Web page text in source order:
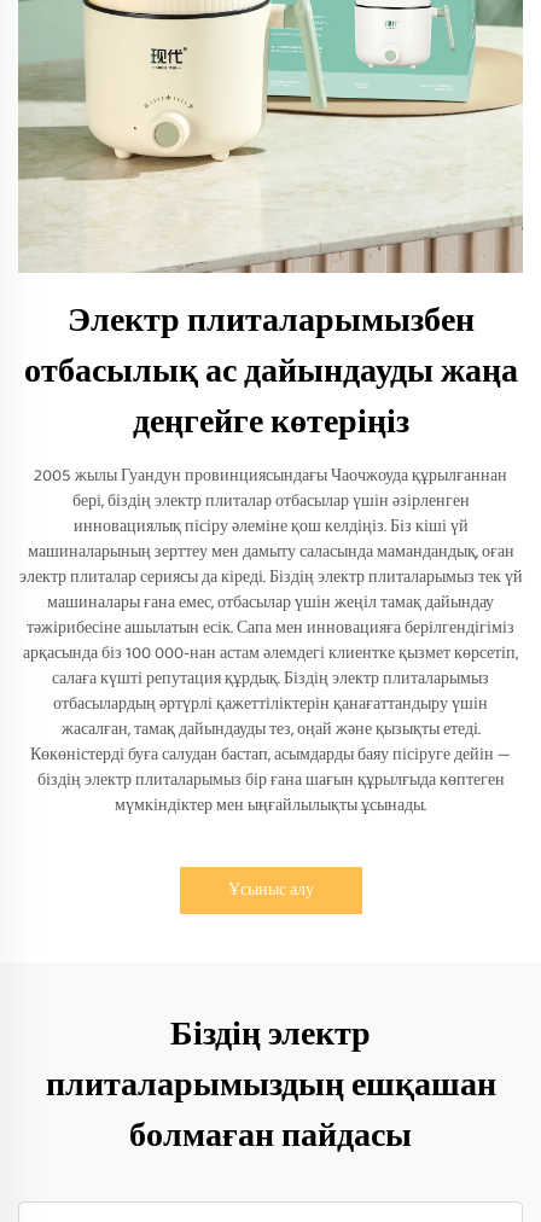
Электр плиталарымызбен
отбасылық ас дайындауды жаңа
деңгейге көтеріңіз
2005 жылы Гуандун провинциясындағы Чаочжоуда құрылғаннан
бері, біздің электр плиталар отбасылар үшін әзірленген
инновациялық пісіру әлеміне қош келдіңіз. Біз кіші үй
машиналарының зерттеу мен дамыту саласында мамандандық, оған
электр плиталар сериясы да кіреді. Біздің электр плиталарымыз тек үй
машиналары ғана емес, отбасылар үшін жеңіл тамақ дайындау
тәжірибесіне ашылатын есік. Сапа мен инновацияға берілгендігіміз
арқасында біз 100 000-нан астам әлемдегі клиентке қызмет көрсетіп,
салаға күшті репутация құрдық. Біздің электр плиталарымыз
отбасылардың әртүрлі қажеттіліктерін қанағаттандыру үшін
жасалған, тамақ дайындауды тез, оңай және қызықты етеді.
Көкөністерді буға салудан бастап, асымдарды баяу пісіруге дейін —
біздің электр плиталарымыз бір ғана шағын құрылғыда көптеген
мүмкіндіктер мен ыңғайлылықты ұсынады.
Ұсыныс алу
Біздің электр
плиталарымыздың ешқашан
болмаған пайдасы